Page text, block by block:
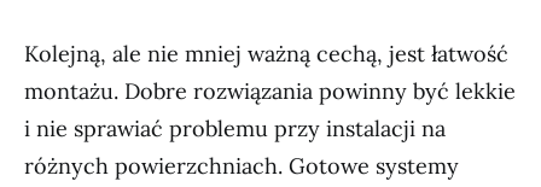
Kolejną, ale nie mniej ważną cechą, jest łatwość
montażu. Dobre rozwiązania powinny być lekkie
i nie sprawiać problemu przy instalacji na
różnych powierzchniach. Gotowe systemy